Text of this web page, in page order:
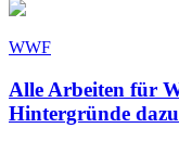
WWF
Alle Arbeiten für
Hintergründe dazu